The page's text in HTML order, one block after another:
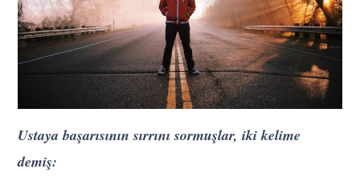
Ustaya başarısının sırrını sormuşlar, iki kelime
demiş: